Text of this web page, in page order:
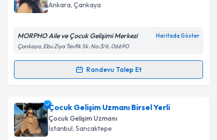
randevu almanız için bir takvim hazırlandığında e-
posta ile bilgilendireceğiz.
Kişisel verilerimin işlenmesine ilişkinAydınlatma
kapsamda işlenmesini kabul ediyorum.
Takvim Talebini Gönder
Ankara, Çankaya
MORPHO Aile ve Çocuk Gelişimi Merkezi Haritada Göster
Çankaya, Ebu Ziya Tevfik Sk. No:3/6, 06690
Randevu Talep Et
Randevu Takvimi Talebi
Çocuk Gelişim Uzmanı Pınar Karakuşiçin randevu
takvimi talebi oluşturun. Size bu uzmandan randevu
almanız için bir takvim hazırlandığında e-posta ile
bilgilendireceğiz.
Çocuk Gelişim Uzmanı Birsel Yerli
Çocuk Gelişim Uzmanı
İstanbul, Sancaktepe